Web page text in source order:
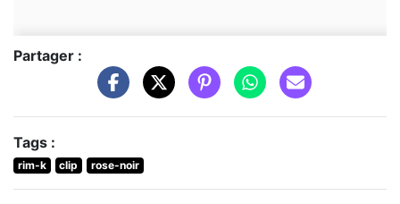
Partager :
Tags :
rim-k clip rose-noir